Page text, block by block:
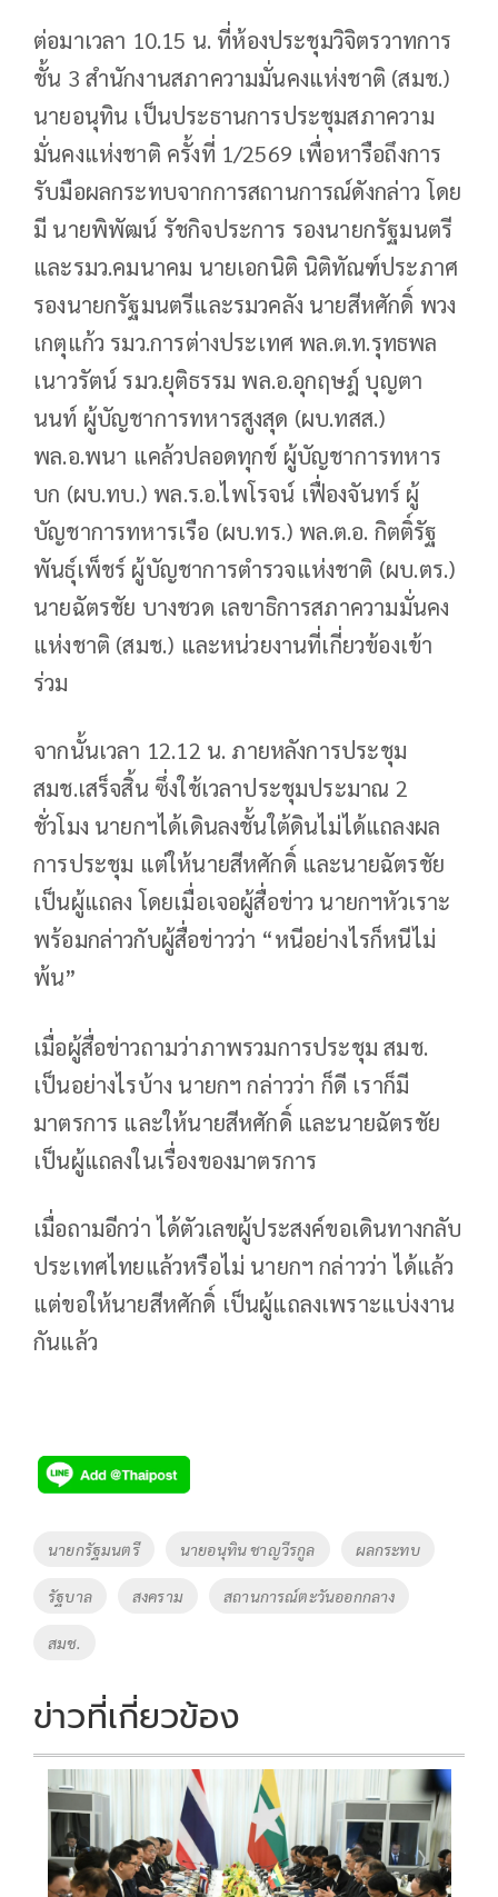
ต่อมาเวลา 10.15 น. ที่ห้องประชุมวิจิตรวาทการ
ชั้น 3 สำนักงานสภาความมั่นคงแห่งชาติ (สมช.)
นายอนุทิน เป็นประธานการประชุมสภาความ
มั่นคงแห่งชาติ ครั้งที่ 1/2569 เพื่อหารือถึงการ
รับมือผลกระทบจากการสถานการณ์ดังกล่าว โดย
มี นายพิพัฒน์ รัชกิจประการ รองนายกรัฐมนตรี
และรมว.คมนาคม นายเอกนิติ นิติทัณฑ์ประภาศ
รองนายกรัฐมนตรีและรมวคลัง นายสีหศักดิ์ พวง
เกตุแก้ว รมว.การต่างประเทศ พล.ต.ท.รุทธพล
เนาวรัตน์ รมว.ยุติธรรม พล.อ.อุกฤษฎ์ บุญตา
นนท์ ผู้บัญชาการทหารสูงสุด (ผบ.ทสส.)
พล.อ.พนา แคล้วปลอดทุกข์ ผู้บัญชาการทหาร
บก (ผบ.ทบ.) พล.ร.อ.ไพโรจน์ เฟื่องจันทร์ ผู้
บัญชาการทหารเรือ (ผบ.ทร.) พล.ต.อ. กิตติ์รัฐ
พันธุ์เพ็ชร์ ผู้บัญชาการตำรวจแห่งชาติ (ผบ.ตร.)
นายฉัตรชัย บางชวด เลขาธิการสภาความมั่นคง
แห่งชาติ (สมช.) และหน่วยงานที่เกี่ยวข้องเข้า
ร่วม
จากนั้นเวลา 12.12 น. ภายหลังการประชุม
สมช.เสร็จสิ้น ซึ่งใช้เวลาประชุมประมาณ 2
ชั่วโมง นายกฯได้เดินลงชั้นใต้ดินไม่ได้แถลงผล
การประชุม แต่ให้นายสีหศักดิ์ และนายฉัตรชัย
เป็นผู้แถลง โดยเมื่อเจอผู้สื่อข่าว นายกฯหัวเราะ
พร้อมกล่าวกับผู้สื่อข่าวว่า “หนีอย่างไรก็หนีไม่
พ้น”
เมื่อผู้สื่อข่าวถามว่าภาพรวมการประชุม สมช.
เป็นอย่างไรบ้าง นายกฯ กล่าวว่า ก็ดี เราก็มี
มาตรการ และให้นายสีหศักดิ์ และนายฉัตรชัย
เป็นผู้แถลงในเรื่องของมาตรการ
เมื่อถามอีกว่า ได้ตัวเลขผู้ประสงค์ขอเดินทางกลับ
ประเทศไทยแล้วหรือไม่ นายกฯ กล่าวว่า ได้แล้ว
แต่ขอให้นายสีหศักดิ์ เป็นผู้แถลงเพราะแบ่งงาน
กันแล้ว
Tags
นายกรัฐมนตรี นายอนุทิน ชาญวีรกูล ผลกระทบ
รัฐบาล สงคราม สถานการณ์ตะวันออกกลาง
สมช.
ข่าวที่เกี่ยวข้อง